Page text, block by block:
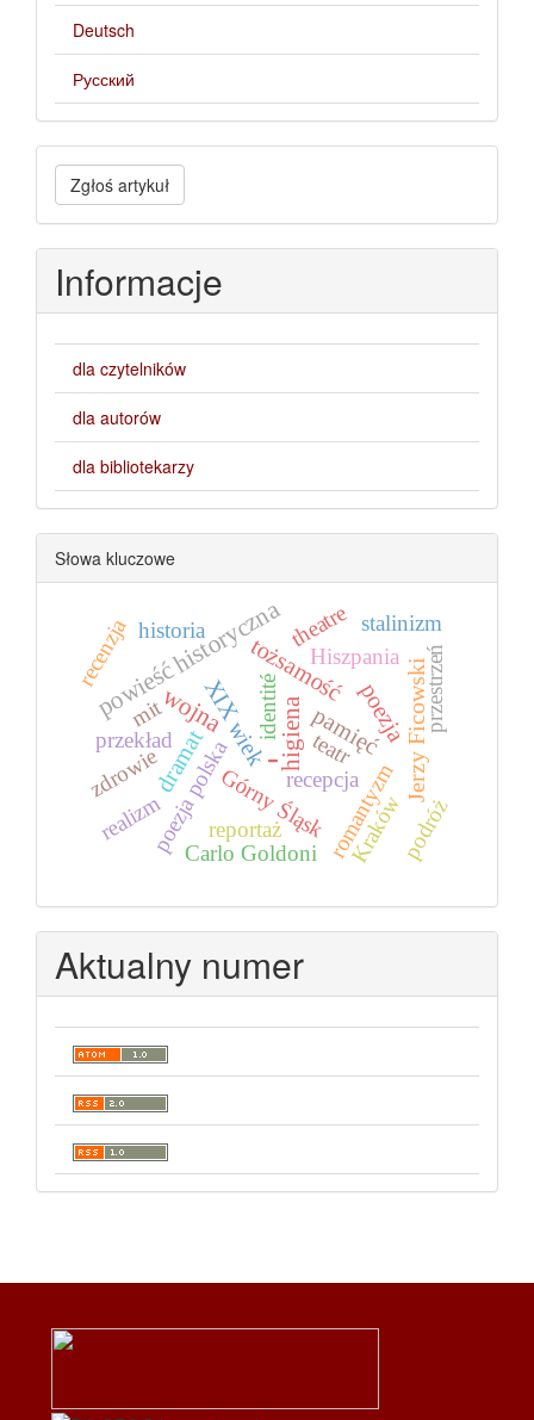
Deutsch
Русский
Zgłoś
artykuł
Zgłoś artykuł
Informacje
dla czytelników
dla autorów
dla bibliotekarzy
Słowa kluczowe
-
wojna higiena
powieść historyczna
pamięć
XIX wiek
tożsamość
dramat
poezjaJerzy Ficowski
Hiszpania
historia
recepcjaromantyzm
poezja polskaGórny Śląsk
reportaż
przekład
przestrzeń
zdrowie
identité
realizm podróż
recenzja
Kraków
teatr
mit
theatre
Carlo Goldoni
stalinizm
Aktualny numer